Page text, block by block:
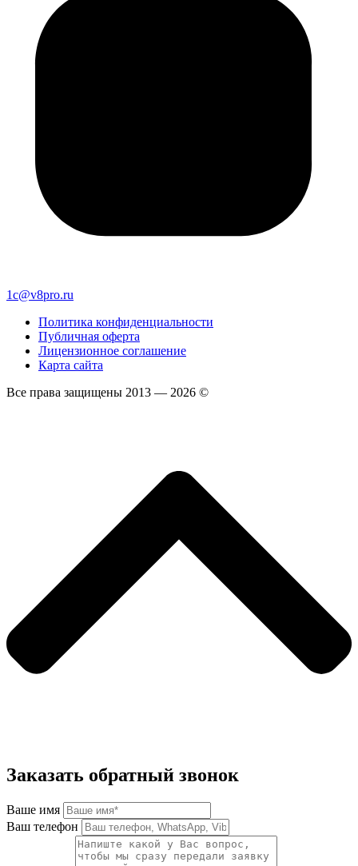
1c@v8pro.ru
Политика конфиденциальности
Публичная оферта
Лицензионное соглашение
Карта сайта
Все права защищены 2013 — 2026 ©
Заказать обратный звонок
Ваше имя
Ваш телефон